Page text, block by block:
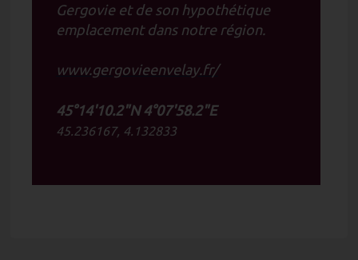
Gergovie et de son hypothétique
emplacement dans notre région.
www.gergovieenvelay.fr/
45°14'10.2"N 4°07'58.2"E
45.236167, 4.132833